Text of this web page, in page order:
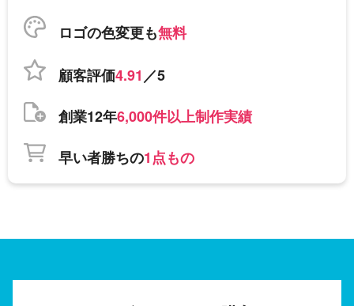
ロゴの色変更も無料
顧客評価4.91／5
創業12年6,000件以上制作実績
早い者勝ちの1点もの